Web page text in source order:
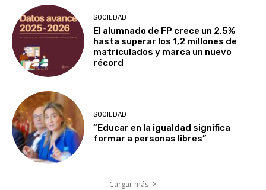
SOCIEDAD
El alumnado de FP crece un 2,5%
hasta superar los 1,2 millones de
matriculados y marca un nuevo
récord
SOCIEDAD
“Educar en la igualdad significa
formar a personas libres”
Cargar más